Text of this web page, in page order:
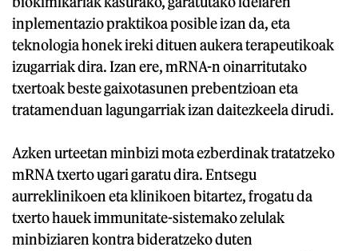
inplementazio praktikoa posible izan da, eta
teknologia honek ireki dituen aukera terapeutikoak
izugarriak dira. Izan ere, mRNA-n oinarritutako
txertoak beste gaixotasunen prebentzioan eta
tratamenduan lagungarriak izan daitezkeela dirudi.
Azken urteetan minbizi mota ezberdinak tratatzeko
mRNA txerto ugari garatu dira. Entsegu
aurreklinikoen eta klinikoen bitartez, frogatu da
txerto hauek immunitate-sistemako zelulak
minbiziaren kontra bideratzeko duten